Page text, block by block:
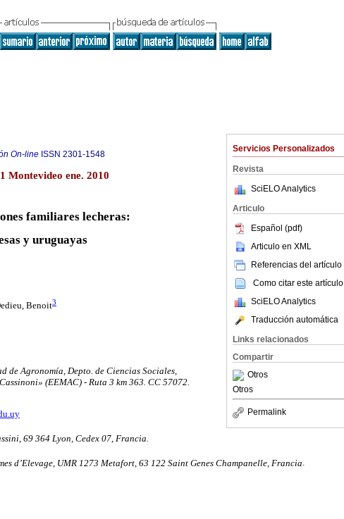
Servicios Personalizados
Revista
SciELO Analytics
Articulo
Español (pdf)
Articulo en XML
Referencias del artículo
Como citar este artículo
SciELO Analytics
Traducción automática
Links relacionados
Compartir
Otros
Otros
Permalink
On-line ISSN 2301-1548
Montevideo ene. 2010
familiares lecheras:
y uruguayas
Benoit3
de Agronomía, Depto. de Ciencias Sociales,
(EEMAC) - Ruta 3 km 363. CC 57072.
69 364 Lyon, Cedex 07, Francia.
d’Elevage, UMR 1273 Metafort, 63 122 Saint Genes Champanelle, Francia.